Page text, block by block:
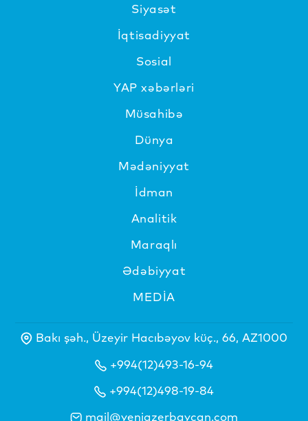
Siyasət
İqtisadiyyat
Sosial
YAP xəbərləri
Müsahibə
Dünya
Mədəniyyat
İdman
Analitik
Maraqlı
Ədəbiyyat
MEDİA
Bakı şəh., Üzeyir Hacıbəyov küç., 66, AZ1000
+994(12)493-16-94
+994(12)498-19-84
mail@yeniazerbaycan.com